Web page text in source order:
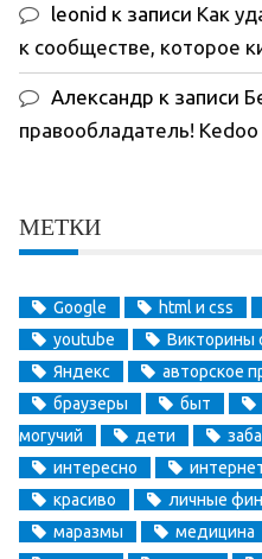
leonid к записи Как
к сообществе, которое
Александр к записи
правообладатель!
МЕТКИ
Google html и css
youtube
Викторины
Яндекс
авторское
браузеры
быт
могучий
дети
интересно
красиво
личные
маразмы
медицина